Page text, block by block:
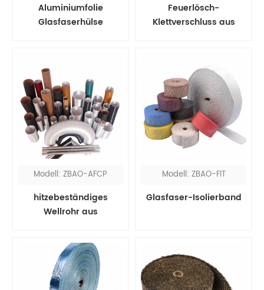
Aluminiumfolie
Glasfaserhülse
Feuerlösch-
Klettverschluss aus
Modell: ZBAO-AFCP
hitzebeständiges
Wellrohr aus
Modell: ZBAO-FIT
Glasfaser-Isolierband